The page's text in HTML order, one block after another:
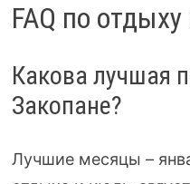
FAQ по
Какова лучшая
Закопане?
Лучшие месяцы –